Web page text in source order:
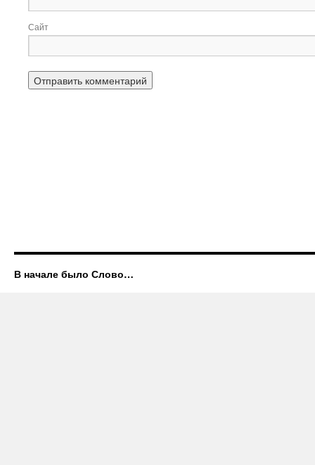
Сайт
В начале было Слово…